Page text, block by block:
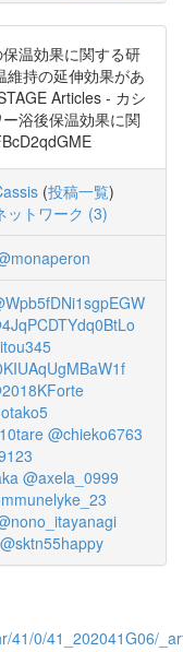
温効果に関する研
維持の延伸効果があ
Articles - カシ
浴後保温効果に関
(投稿一覧)
ットワーク (3)
@chieko6763
@axela_0999
@sktn55happy
41/0/41_202041G06/